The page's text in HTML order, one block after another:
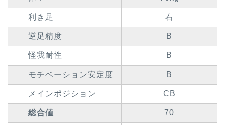
利き足 右
逆足精度 B
怪我耐性 B
モチベーション安定度 B
メインポジション CB
総合値 70